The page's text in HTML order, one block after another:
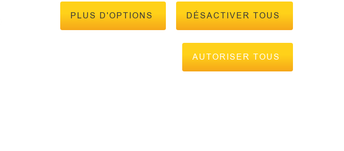
PLUS D'OPTIONS DÉSACTIVER TOUS
AUTORISER TOUS